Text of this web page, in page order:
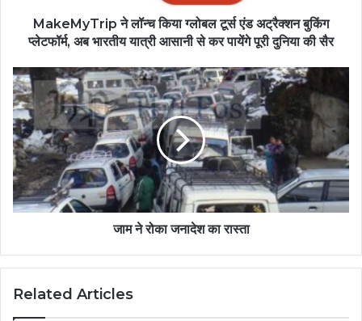
MakeMyTrip ने लॉन्‍च किया ग्‍लोबल टूर्स एंड अट्रैक्‍शन बुकिंग
प्लेटफॉर्म, अब भारतीय यात्री आसानी से कर पायेंगे पूरी दुनिया की सैर
जाम ने रोका जनादेश का रास्ता
Related Articles